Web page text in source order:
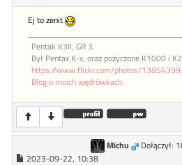
Ej to zenit
Pentak K3II, GR 3.
Był Pentax K-x, oraz pożyczone K1000 i
https://www.flickr.com/photos/
Blog o moich wędrówkach.
Michu
Dołączył:
2023-09-22, 10:38